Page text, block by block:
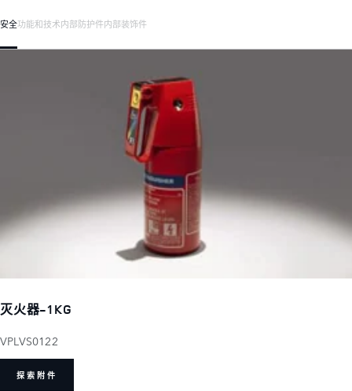
安全功能和技术内部防护件内部装饰件
灭火器-1KG
VPLVS0122
探索附件